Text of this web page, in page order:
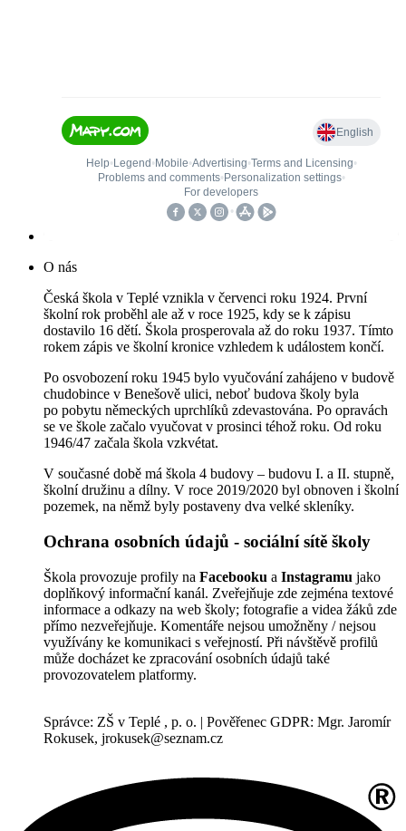
O nás
Česká škola v Teplé vznikla v červenci roku 1924. První
školní rok proběhl ale až v roce 1925, kdy se k zápisu
dostavilo 16 dětí. Škola prosperovala až do roku 1937. Tímto
rokem zápis ve školní kronice vzhledem k událostem končí.
Po osvobození roku 1945 bylo vyučování zahájeno v budově
chudobince v Benešově ulici, neboť budova školy byla
po pobytu německých uprchlíků zdevastována. Po opravách
se ve škole začalo vyučovat v prosinci téhož roku. Od roku
1946/47 začala škola vzkvétat.
V současné době má škola 4 budovy – budovu I. a II. stupně,
školní družinu a dílny. V roce 2019/2020 byl obnoven i školní
pozemek, na němž byly postaveny dva velké skleníky.
Ochrana osobních údajů - sociální sítě školy
Škola provozuje profily na Facebooku a Instagramu jako
doplňkový informační kanál. Zveřejňuje zde zejména textové
informace a odkazy na web školy; fotografie a videa žáků zde
přímo nezveřejňuje. Komentáře nejsou umožněny / nejsou
využívány ke komunikaci s veřejností. Při návštěvě profilů
může docházet ke zpracování osobních údajů také
provozovatelem platformy.
Správce: ZŠ v Teplé , p. o. | Pověřenec GDPR: Mgr. Jaromír
Rokusek, jrokusek@seznam.cz